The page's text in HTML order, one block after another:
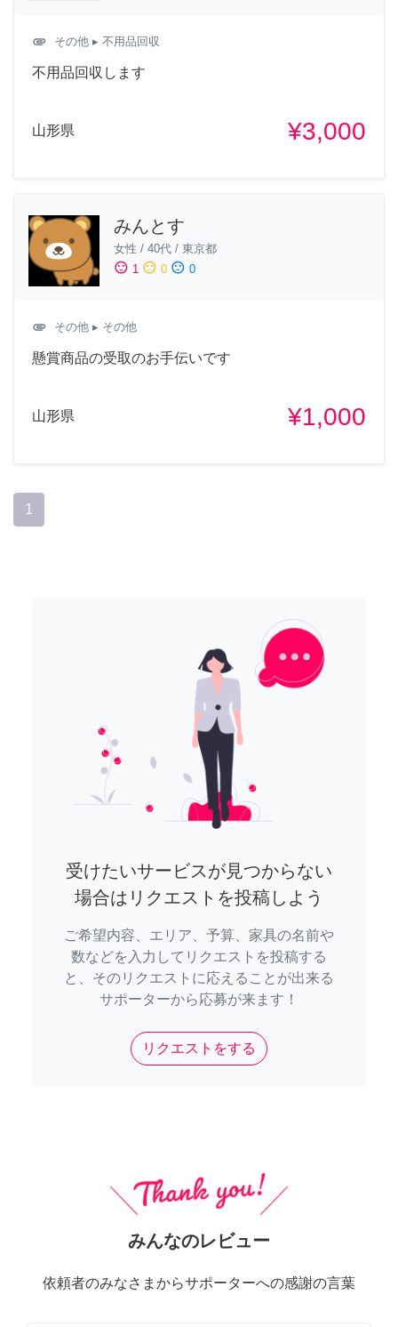
attachment その他 ▸ 不用品回収
不用品回収します
山形県 ¥3,000
みんとす
女性 / 40代 / 東京都
sentiment_satisfied 1 sentiment_neutral 0 sentiment_dissatisfied 0
attachment その他 ▸ その他
懸賞商品の受取のお手伝いです
山形県 ¥1,000
1
受けたいサービスが見つからない
場合はリクエストを投稿しよう
ご希望内容、エリア、予算、家具の名前や
数などを入力してリクエストを投稿する
と、そのリクエストに応えることが出来る
サポーターから応募が来ます！
リクエストをする
みんなのレビュー
依頼者のみなさまからサポーターへの感謝の言葉